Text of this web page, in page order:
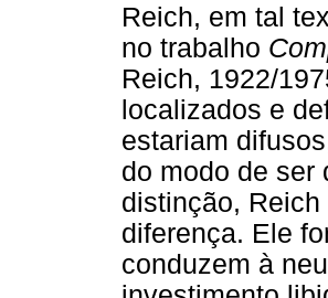
Reich, em tal
no trabalho
Reich, 1922/
localizados e
estariam
do modo de ser
distinção,
diferença. Ele
conduzem à